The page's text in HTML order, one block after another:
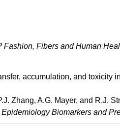
Fashion, Fibers and Human
accumulation, and toxicity
Zhang, A.G. Mayer, and R.J.
Epidemiology Biomarkers and